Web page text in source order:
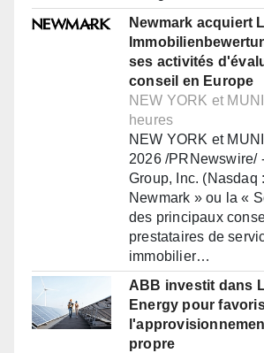
Newmark acquiert
ses activités
conseil en Europe
NEW YORK et
heures
NEW YORK et
2026 /PRNewswire/
Group, Inc. (Nasdaq
Newmark » ou la «
des principaux
prestataires de
immobilier…
ABB investit dans
Energy pour
propre